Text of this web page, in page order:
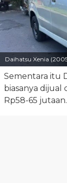
Daihatsu Xenia
Sementara itu
biasanya dijual
Rp58-65 jutaan.